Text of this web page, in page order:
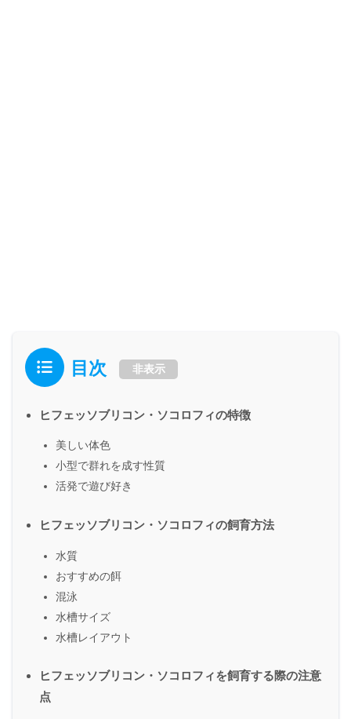
目次 非表示
ヒフェッソブリコン・ソコロフィの特徴
美しい体色
小型で群れを成す性質
活発で遊び好き
ヒフェッソブリコン・ソコロフィの飼育方法
水質
おすすめの餌
混泳
水槽サイズ
水槽レイアウト
ヒフェッソブリコン・ソコロフィを飼育する際の注意
点